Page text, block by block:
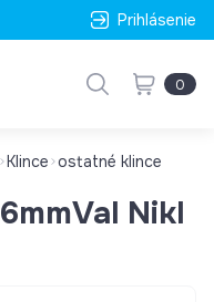
Prihlásenie
0
Klince ostatné klince
Nikl